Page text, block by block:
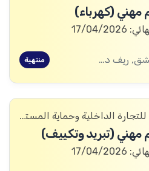
(كهرباء)
04/2026
حلب, دمشق, ريف دمشق, درعا, الرقة, الحسكة منتهية
الإدارة العامة للتجارة الداخلية وحماية المستهلك
(تبريد وتكييف)
04/2026